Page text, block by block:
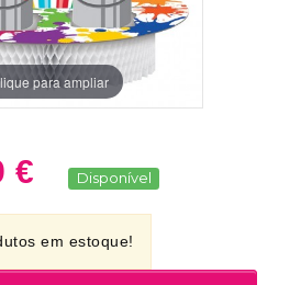
para ampliar
€ Disponível
em estoque!